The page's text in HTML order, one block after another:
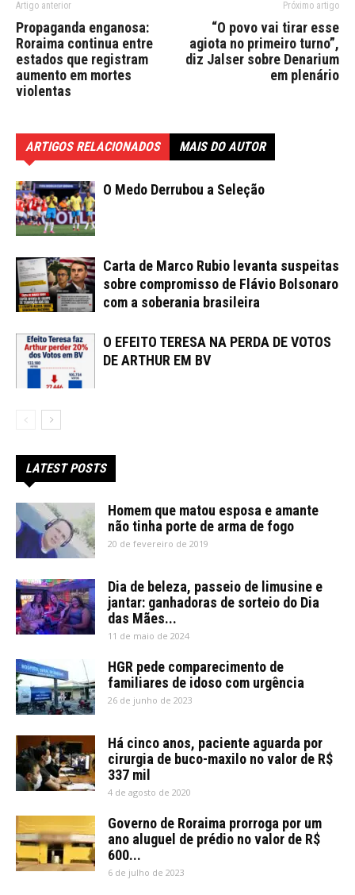
Artigo anterior
Propaganda enganosa:
Roraima continua entre
estados que registram
aumento em mortes
violentas
Próximo artigo
“O povo vai tirar esse
agiota no primeiro turno”,
diz Jalser sobre Denarium
em plenário
ARTIGOS RELACIONADOS MAIS DO AUTOR
O Medo Derrubou a Seleção
Carta de Marco Rubio levanta suspeitas
sobre compromisso de Flávio Bolsonaro
com a soberania brasileira
O EFEITO TERESA NA PERDA DE VOTOS
DE ARTHUR EM BV
LATEST POSTS
Homem que matou esposa e amante
não tinha porte de arma de fogo
20 de fevereiro de 2019
Dia de beleza, passeio de limusine e
jantar: ganhadoras de sorteio do Dia
das Mães...
11 de maio de 2024
HGR pede comparecimento de
familiares de idoso com urgência
26 de junho de 2023
Há cinco anos, paciente aguarda por
cirurgia de buco-maxilo no valor de R$
337 mil
4 de agosto de 2020
Governo de Roraima prorroga por um
ano aluguel de prédio no valor de R$
600...
6 de julho de 2023